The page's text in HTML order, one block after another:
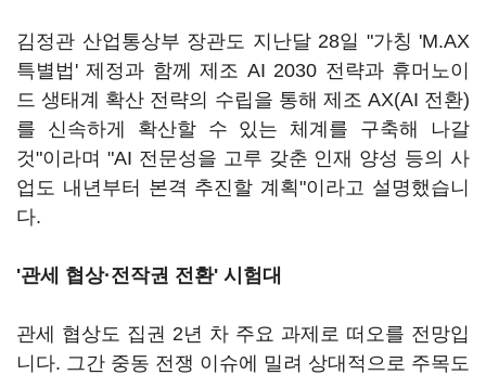
김정관 산업통상부 장관도 지난달 28일 "가칭 'M.AX
특별법' 제정과 함께 제조 AI 2030 전략과 휴머노이
드 생태계 확산 전략의 수립을 통해 제조 AX(AI 전환)
를 신속하게 확산할 수 있는 체계를 구축해 나갈
것"이라며 "AI 전문성을 고루 갖춘 인재 양성 등의 사
업도 내년부터 본격 추진할 계획"이라고 설명했습니
다.
'관세 협상·전작권 전환' 시험대
관세 협상도 집권 2년 차 주요 과제로 떠오를 전망입
니다. 그간 중동 전쟁 이슈에 밀려 상대적으로 주목도